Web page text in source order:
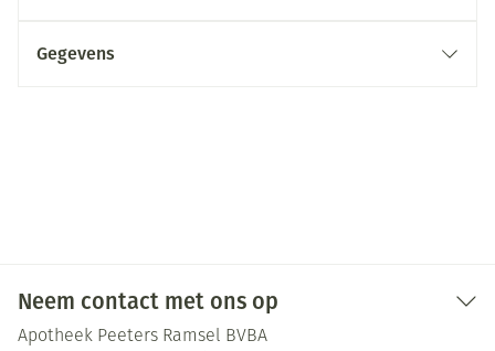
Gegevens
Neem contact met ons op
Apotheek Peeters Ramsel BVBA